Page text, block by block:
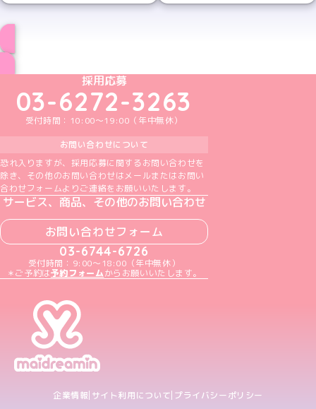
めいどりーみんTikTok公式アカウント
めいどりーみんX公式アカウント
めいどりーみんInstagram公式アカウント
めいどりーみんFacebook公式アカウン
めいどりーみんYouTube公式アカ
採用応募
03-6272-3263
受付時間：10:00～19:00（年中無休）
お問い合わせについて
恐れ入りますが、採用応募に関するお問い合わせを
除き、その他のお問い合わせはメールまたはお問い
合わせフォームよりご連絡をお願いいたします。
サービス、商品、その他のお問い合わせ
お問い合わせフォーム
03-6744-6726
受付時間：9:00～18:00（年中無休）
＊ご予約は予約フォームからお願いいたします。
企業情報 サイト利用について プライバシーポリシー